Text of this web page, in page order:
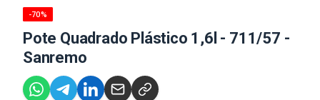
-70%
Pote Quadrado Plástico 1,6l - 711/57 -
Sanremo